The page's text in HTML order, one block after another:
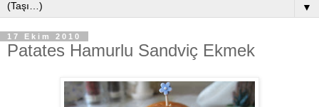
▼
17 Ekim 2010
Patates Hamurlu Sandviç Ekmek